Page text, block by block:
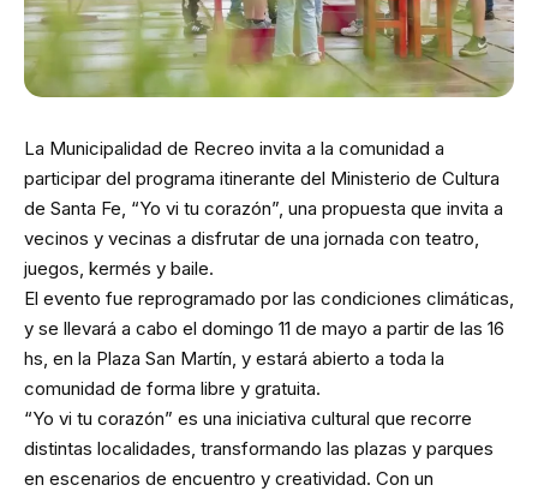
La Municipalidad de Recreo invita a la comunidad a
participar del programa itinerante del Ministerio de Cultura
de Santa Fe, “Yo vi tu corazón”, una propuesta que invita a
vecinos y vecinas a disfrutar de una jornada con teatro,
juegos, kermés y baile.
El evento fue reprogramado por las condiciones climáticas,
y se llevará a cabo el domingo 11 de mayo a partir de las 16
hs, en la Plaza San Martín, y estará abierto a toda la
comunidad de forma libre y gratuita.
“Yo vi tu corazón” es una iniciativa cultural que recorre
distintas localidades, transformando las plazas y parques
en escenarios de encuentro y creatividad. Con un